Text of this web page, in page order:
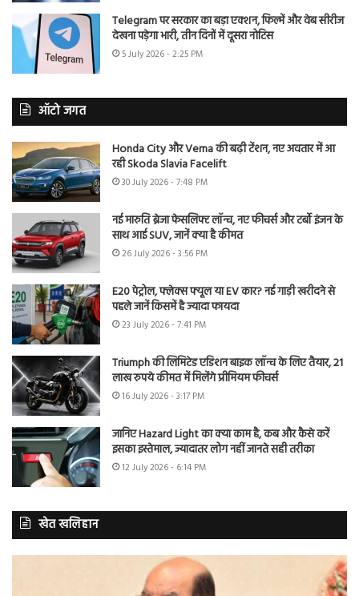
Telegram पर सरकार का बड़ा एक्शन, फिल्में और वेब सीरीज
देखना पड़ेगा भारी, तीन दिनों में दूसरा नोटिस
5 July 2026 - 2:25 PM
ऑटो जगत
Honda City और Verna की बढ़ी टेंशन, नए अवतार में आ
रही Skoda Slavia Facelift
30 July 2026 - 7:48 PM
नई मारुति ब्रेजा फेसलिफ्ट लॉन्च, नए फीचर्स और टर्बो इंजन के
साथ आई SUV, जानें क्या है कीमत
26 July 2026 - 3:56 PM
E20 पेट्रोल, फ्लेक्स फ्यूल या EV कार? नई गाड़ी खरीदने से
पहले जानें किसमें है ज्यादा फायदा
23 July 2026 - 7:41 PM
Triumph की लिमिटेड एडिशन बाइक लॉन्च के लिए तैयार, 21
लाख रुपये कीमत में मिलेंगे प्रीमियम फीचर्स
16 July 2026 - 3:17 PM
जानिए Hazard Light का क्या काम है, कब और कैसे करें
इसका इस्तेमाल, ज्यादातर लोग नहीं जानते सही तरीका
12 July 2026 - 6:14 PM
खेत खलिहान